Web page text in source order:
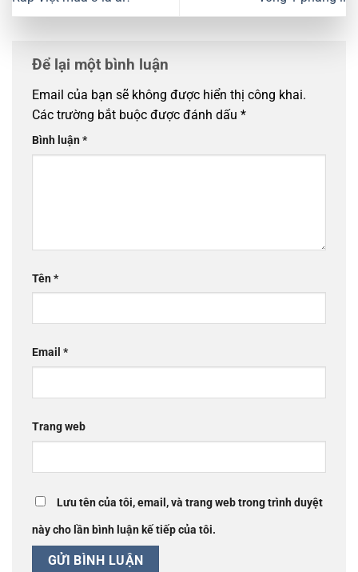
Để lại một bình luận
Email của bạn sẽ không được hiển thị công khai.
Các trường bắt buộc được đánh dấu *
Bình luận*
Tên*
Email *
Trang web
Lưu tên của tôi, email, và trang web trong trình duyệt
này cho lần bình luận kế tiếp của tôi.